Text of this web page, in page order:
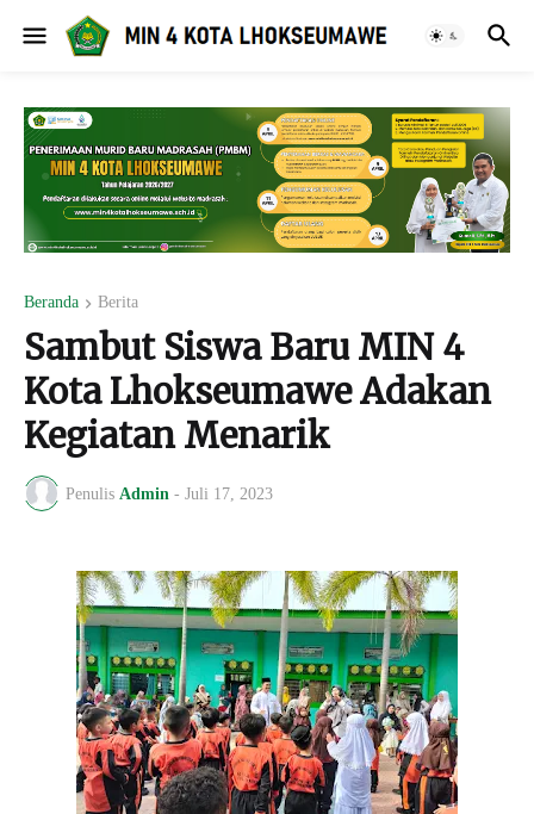
Beranda Berita
Sambut Siswa Baru MIN 4
Kota Lhokseumawe Adakan
Kegiatan Menarik
Penulis Admin - Juli 17, 2023